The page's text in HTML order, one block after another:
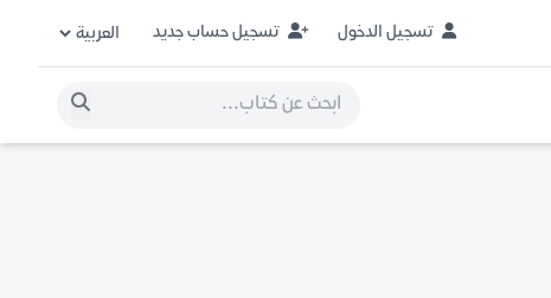
تسجيل الدخول تسجيل حساب جديد